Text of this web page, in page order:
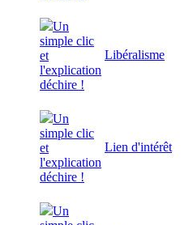
Un
simple clic
et
l'explication
déchire !
Libéralisme
Un
simple clic
et
l'explication
déchire !
Lien d'intérêt
Un